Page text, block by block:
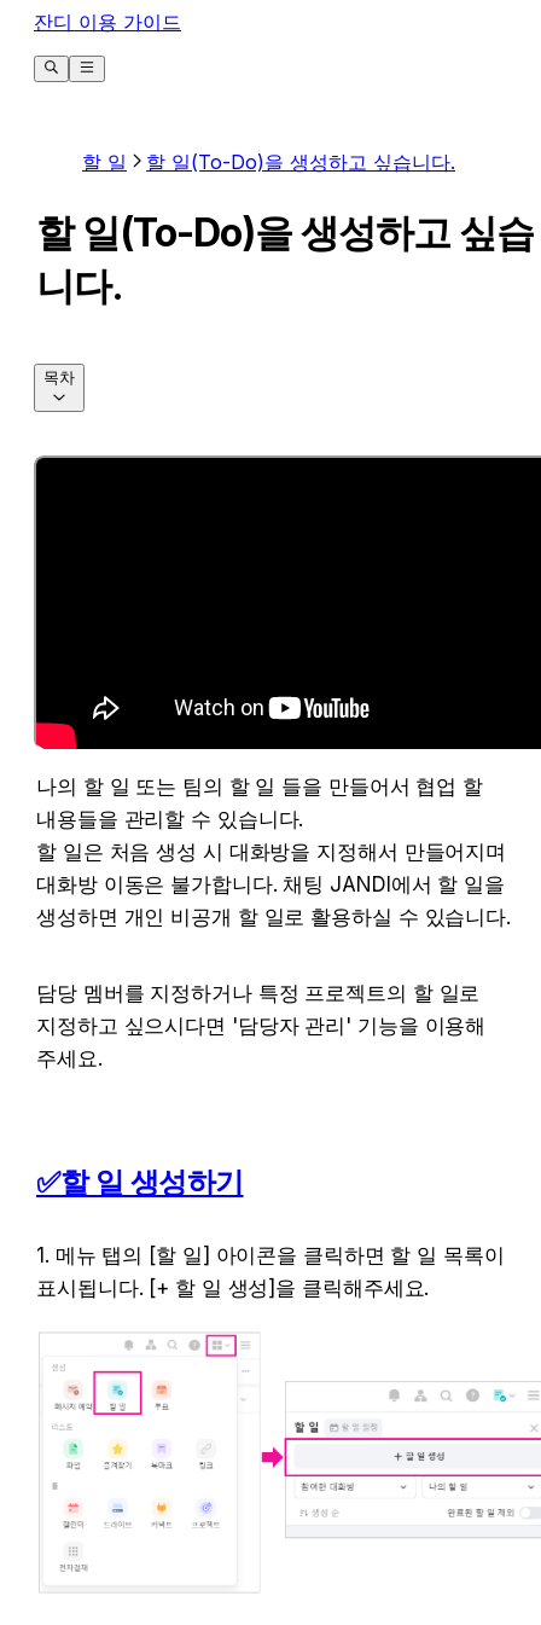
잔디 이용 가이드
할 일 할 일(To-Do)을 생성하고 싶습니다.
할 일(To-Do)을 생성하고 싶습
니다.
나의 할 일 또는 팀의 할 일 들을 만들어서 협업 할
내용들을 관리할 수 있습니다.
할 일은 처음 생성 시 대화방을 지정해서 만들어지며
대화방 이동은 불가합니다. 채팅 JANDI에서 할 일을
생성하면 개인 비공개 할 일로 활용하실 수 있습니다.
담당 멤버를 지정하거나 특정 프로젝트의 할 일로
지정하고 싶으시다면 '담당자 관리' 기능을 이용해
주세요.
✅할 일 생성하기
1. 메뉴 탭의 [할 일] 아이콘을 클릭하면 할 일 목록이
표시됩니다. [+ 할 일 생성]을 클릭해주세요.
목차